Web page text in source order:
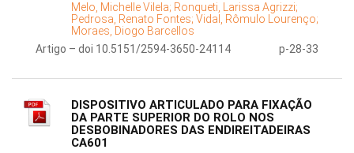
Melo, Michelle Vilela; Ronqueti, Larissa Agrizzi;
Pedrosa, Renato Fontes; Vidal, Rômulo Lourenço;
Moraes, Diogo Barcellos
Artigo – doi 10.5151/2594-3650-24114
p-28-33
DISPOSITIVO ARTICULADO PARA FIXAÇÃO
DA PARTE SUPERIOR DO ROLO NOS
DESBOBINADORES DAS ENDIREITADEIRAS
CA601